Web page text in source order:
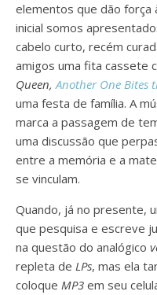
elementos que dão força
inicial somos
cabelo curto, recém
amigos uma fita cassete
Queen,Another One Bites
uma festa de família. A
marca a passagem de
uma discussão que
entre a memória e a
se vinculam.
Quando, já no presente,
que pesquisa e escreve
na questão do analógico
repleta de LPs, mas ela
coloque MP3 em seu